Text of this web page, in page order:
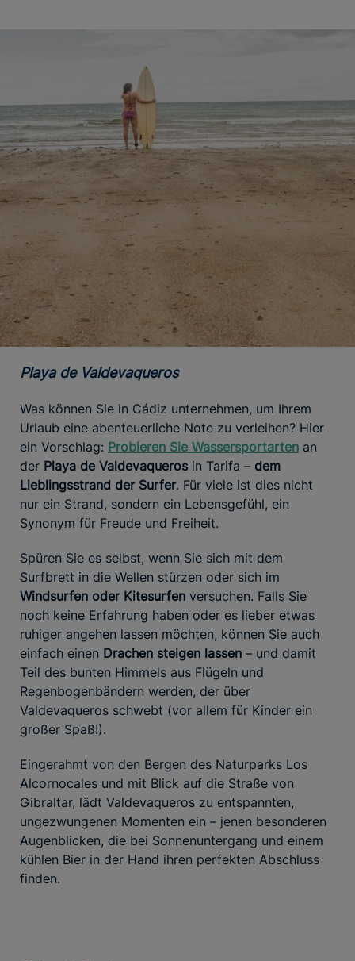
Playa de Valdevaqueros
Was können Sie in Cádiz unternehmen, um Ihrem
Urlaub eine abenteuerliche Note zu verleihen? Hier
ein Vorschlag: Probieren Sie Wassersportarten an
der Playa de Valdevaqueros in Tarifa – dem
Lieblingsstrand der Surfer. Für viele ist dies nicht
nur ein Strand, sondern ein Lebensgefühl, ein
Synonym für Freude und Freiheit.
Spüren Sie es selbst, wenn Sie sich mit dem
Surfbrett in die Wellen stürzen oder sich im
Windsurfen oder Kitesurfen versuchen. Falls Sie
noch keine Erfahrung haben oder es lieber etwas
ruhiger angehen lassen möchten, können Sie auch
einfach einen Drachen steigen lassen – und damit
Teil des bunten Himmels aus Flügeln und
Regenbogenbändern werden, der über
Valdevaqueros schwebt (vor allem für Kinder ein
großer Spaß!).
Eingerahmt von den Bergen des Naturparks Los
Alcornocales und mit Blick auf die Straße von
Gibraltar, lädt Valdevaqueros zu entspannten,
ungezwungenen Momenten ein – jenen besonderen
Augenblicken, die bei Sonnenuntergang und einem
kühlen Bier in der Hand ihren perfekten Abschluss
finden.